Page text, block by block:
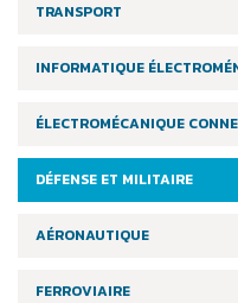
TRANSPORT
INFORMATIQUE
ÉLECTROMÉCANIQUE
DÉFENSE ET MILITAIRE
AÉRONAUTIQUE
FERROVIAIRE